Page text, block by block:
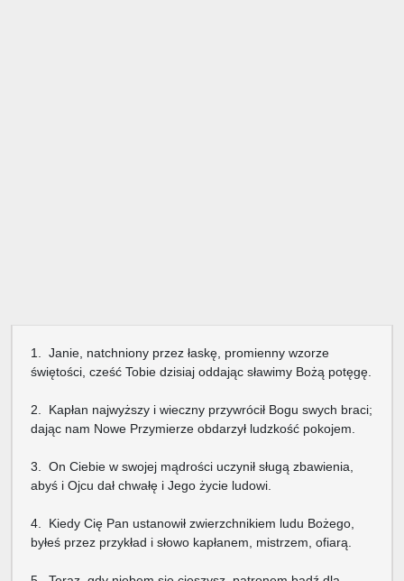
1. Janie, natchniony przez łaskę, promienny wzorze
świętości, cześć Tobie dzisiaj oddając sławimy Bożą potęgę.
2. Kapłan najwyższy i wieczny przywrócił Bogu swych braci;
dając nam Nowe Przymierze obdarzył ludzkość pokojem.
3. On Ciebie w swojej mądrości uczynił sługą zbawienia,
abyś i Ojcu dał chwałę i Jego życie ludowi.
4. Kiedy Cię Pan ustanowił zwierzchnikiem ludu Bożego,
byłeś przez przykład i słowo kapłanem, mistrzem, ofiarą.